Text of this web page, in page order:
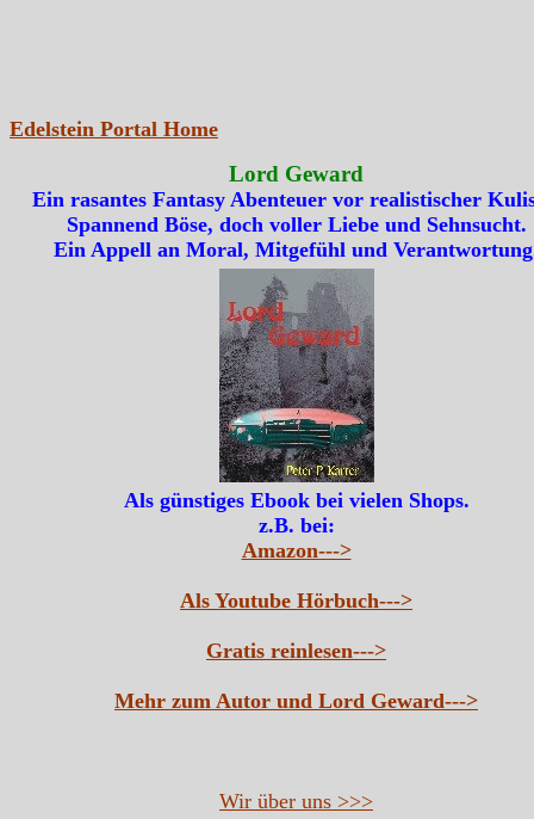
Edelstein Portal Home
Lord Geward
Ein rasantes Fantasy Abenteuer vor realistischer
Spannend Böse, doch voller Liebe und Sehnsucht.
Ein Appell an Moral, Mitgefühl und
Als günstiges Ebook bei vielen Shops.
z.B. bei:
Amazon--->
Als Youtube Hörbuch--->
Gratis reinlesen--->
Mehr zum Autor und Lord Geward--->
Wir über uns >>>